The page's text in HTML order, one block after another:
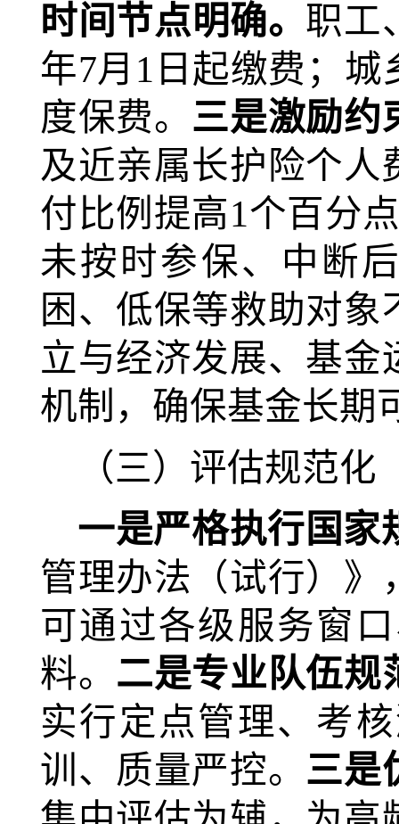
时间节点明确。 职工
年7月1日起缴费；城
度保费。 三是激励约
及近亲属长护险个人
付比例提高1个百分
未按时参保、中断
困、低保等救助对象
立与经济发展、基
机制，确保基金长期
（三）评估规范化
一是严格执行国家
管理办法（试行）》
可通过各级服务窗
料。 二是专业队伍规
实行定点管理、考
训、质量严控。 三是